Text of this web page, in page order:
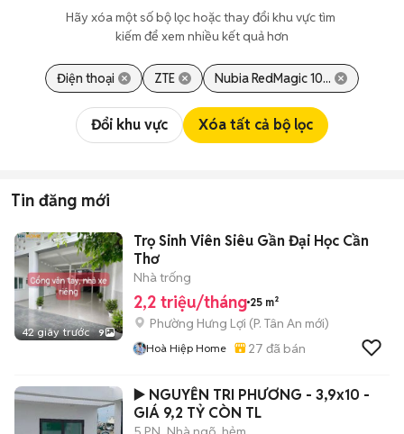
Hãy xóa một số bộ lọc hoặc thay đổi khu vực tìm
kiếm để xem nhiều kết quả hơn
Điện thoại ZTE Nubia RedMagic 10...
Đổi khu vực Xóa tất cả bộ lọc
Tin đăng mới
42 giây trước 9
Trọ Sinh Viên Siêu Gần Đại Học Cần
Thơ
Nhà trống
2,2 triệu/tháng 25 m²
Phường Hưng Lợi (P. Tân An mới)
Hoà Hiệp Home 27 đã bán
▶️ NGUYỄN TRI PHƯƠNG - 3,9x10 -
GIÁ 9,2 TỶ CÒN TL